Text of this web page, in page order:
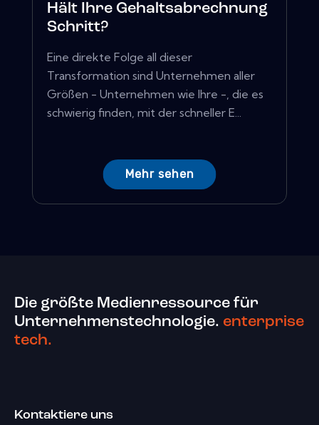
Hält Ihre Gehaltsabrechnung
Schritt?
Eine direkte Folge all dieser
Transformation sind Unternehmen aller
Größen - Unternehmen wie Ihre -, die es
schwierig finden, mit der schneller E...
Mehr sehen
Die größte Medienressource für
Unternehmenstechnologie. enterprise
tech.
Kontaktiere uns